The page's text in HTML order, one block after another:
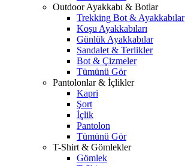
Outdoor Ayakkabı & Botlar
Trekking Bot & Ayakkabılar
Koşu Ayakkabıları
Günlük Ayakkabılar
Sandalet & Terlikler
Bot & Çizmeler
Tümünü Gör
Pantolonlar & İçlikler
Kapri
Şort
İçlik
Pantolon
Tümünü Gör
T-Shirt & Gömlekler
Gömlek